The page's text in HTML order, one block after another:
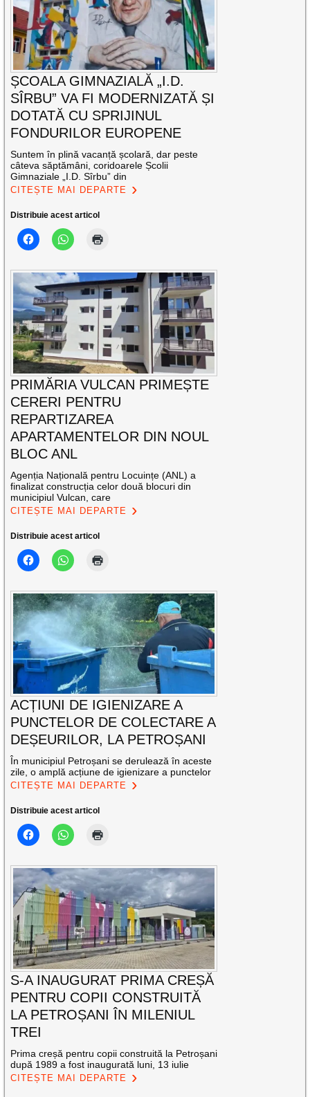
ȘCOALA GIMNAZIALĂ „I.D.
SÎRBU” VA FI MODERNIZATĂ ȘI
DOTATĂ CU SPRIJINUL
FONDURILOR EUROPENE
Suntem în plină vacanță școlară, dar peste
câteva săptămâni, coridoarele Școlii
Gimnaziale „I.D. Sîrbu” din
CITEȘTE MAI DEPARTE
Distribuie acest articol
PRIMĂRIA VULCAN PRIMEȘTE
CERERI PENTRU
REPARTIZAREA
APARTAMENTELOR DIN NOUL
BLOC ANL
Agenția Națională pentru Locuințe (ANL) a
finalizat construcția celor două blocuri din
municipiul Vulcan, care
CITEȘTE MAI DEPARTE
Distribuie acest articol
ACȚIUNI DE IGIENIZARE A
PUNCTELOR DE COLECTARE A
DEȘEURILOR, LA PETROȘANI
În municipiul Petroșani se derulează în aceste
zile, o amplă acțiune de igienizare a punctelor
CITEȘTE MAI DEPARTE
Distribuie acest articol
S-A INAUGURAT PRIMA CREȘĂ
PENTRU COPII CONSTRUITĂ
LA PETROȘANI ÎN MILENIUL
TREI
Prima creșă pentru copii construită la Petroșani
după 1989 a fost inaugurată luni, 13 iulie
CITEȘTE MAI DEPARTE